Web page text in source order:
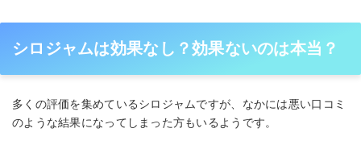
シロジャムは効果なし？効果ないのは本当？
多くの評価を集めているシロジャムですが、なかには悪い口コミ
のような結果になってしまった方もいるようです。